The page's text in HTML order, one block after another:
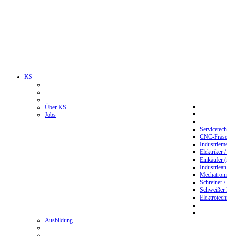
KS
Über KS
Jobs
CNC-
Elektriker
Einkäufer
Schreiner
Ausbildung